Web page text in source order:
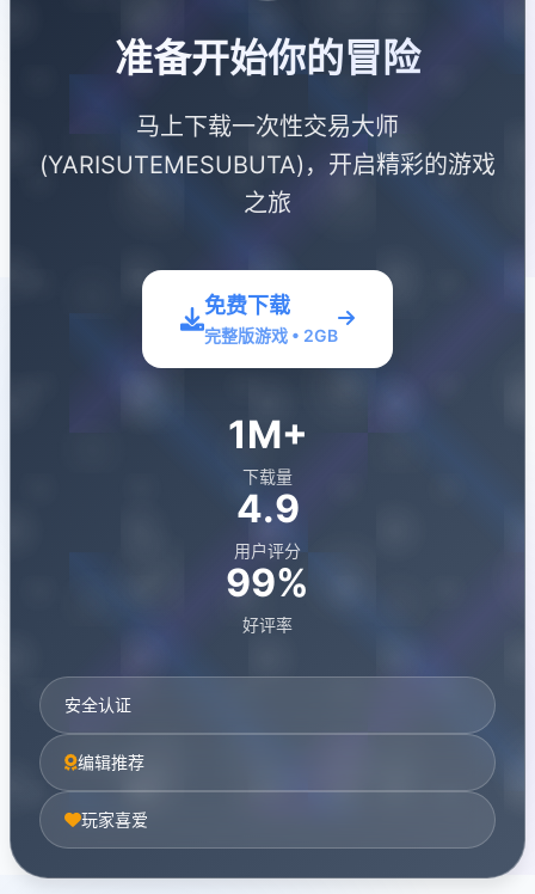
准备开始你的冒险
马上下载一次性交易大师
(YARISUTEMESUBUTA)，开启精彩的游戏
之旅
免费下载
完整版游戏 • 2GB
1M+
下载量
4.9
用户评分
99%
好评率
安全认证
编辑推荐
玩家喜爱